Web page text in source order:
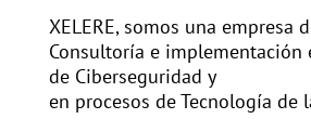
XELERE, somos una empresa
Consultoría e implementación
de Ciberseguridad y
en procesos de Tecnología de